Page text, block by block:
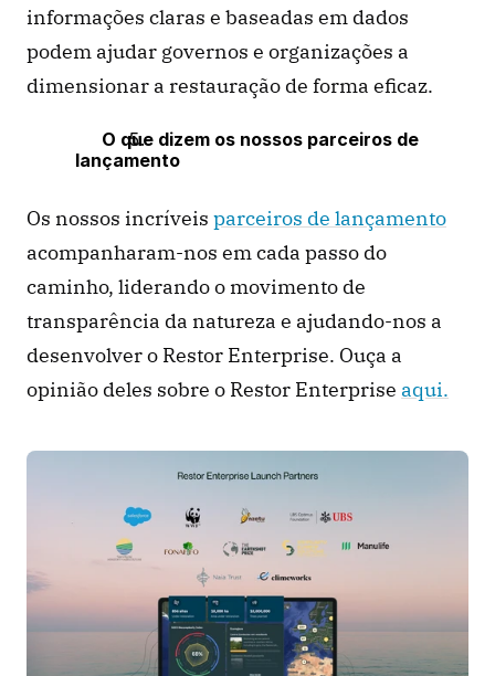
informações claras e baseadas em dados
podem ajudar governos e organizações a
dimensionar a restauração de forma eficaz.
O que dizem os nossos parceiros de
lançamento
Os nossos incríveis parceiros de lançamento
acompanharam-nos em cada passo do
caminho, liderando o movimento de
transparência da natureza e ajudando-nos a
desenvolver o Restor Enterprise. Ouça a
opinião deles sobre o Restor Enterprise aqui.